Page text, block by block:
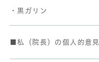
・黒ガリン
■私（院長）の個人的意見